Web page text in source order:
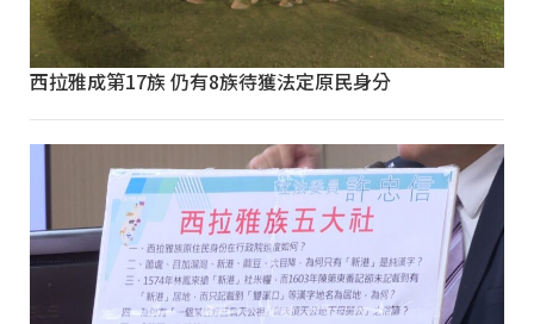
西拉雅成第17族 仍有8族待獲法定原民身分